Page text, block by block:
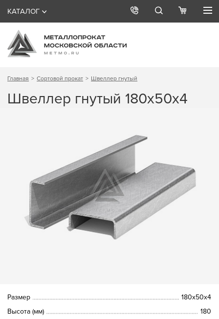
КАТАЛОГ
Главная Сортовой прокат Швеллер гнутый
Швеллер гнутый 180х50х4
Размер
180х50х4
Высота (мм)
180